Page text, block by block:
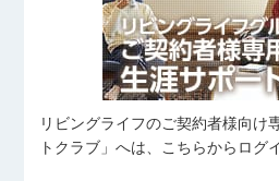
リビングライフのご契約者様向け
トクラブ」へは、こちらからログ